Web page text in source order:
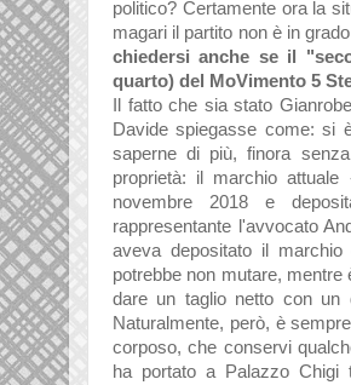
politico? Certamente ora la
magari il partito non è in
chiedersi anche se il
quarto) del MoVimento 5
Il fatto che sia stato
Davide spiegasse come: si
saperne di più, finora
proprietà: il marchio
novembre 2018 e
rappresentante l'avvocato
aveva depositato il
potrebbe non mutare,
dare un taglio netto con un
Naturalmente, però, è
corposo, che conservi
ha portato a Palazzo